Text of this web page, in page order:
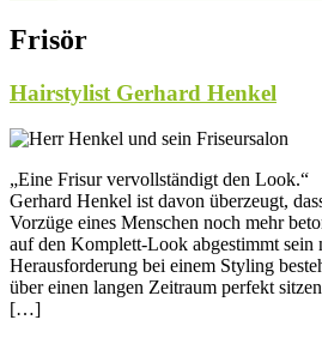
Frisör
Hairstylist Gerhard Henkel
„Eine Frisur vervollständigt den
Gerhard Henkel ist davon überzeugt,
Vorzüge eines Menschen noch mehr
auf den Komplett-Look abgestimmt sein
Herausforderung bei einem Styling
über einen langen Zeitraum perfekt
[…]